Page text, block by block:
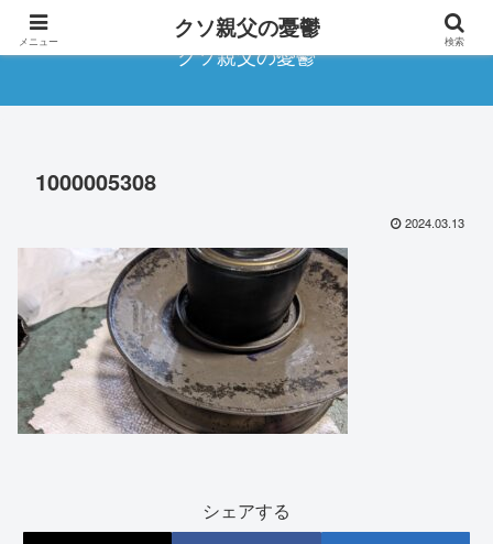
クソ親父の憂鬱
1000005308
2024.03.13
シェアする
メニュー クソ親父の憂鬱 検索